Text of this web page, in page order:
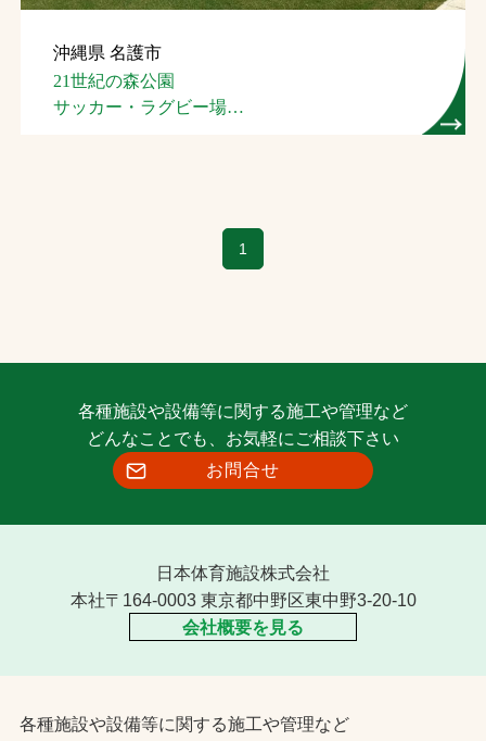
検索
お問合せ
文字の見えづらさや操作にお困りの方へ
沖縄県 名護市
21世紀の森公園
サッカー・ラグビー場
1
各種施設や設備等に関する施工や管理など
どんなことでも、お気軽にご相談下さい
お問合せ
日本体育施設株式会社
本社〒164-0003 東京都中野区東中野3-20-10
会社概要を見る
各種施設や設備等に関する施工や管理など